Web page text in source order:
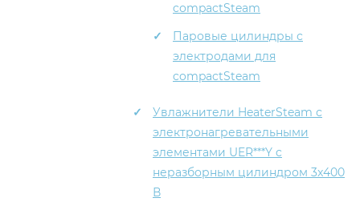
cоmpactSteam
Паровые цилиндры с
электродами для
compactSteam
Увлажнители HeaterSteam с
электронагревательными
элементами UER***Y c
неразборным цилиндром 3x400
В